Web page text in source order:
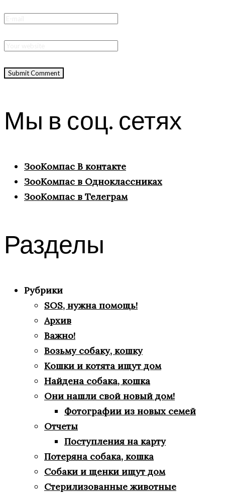
Мы в соц. сетях
ЗооКомпас В контакте
ЗооКомпас в Одноклассниках
ЗооКомпас в Телеграм
Разделы
Рубрики
SOS, нужна помощь!
Архив
Важно!
Возьму собаку, кошку
Кошки и котята ищут дом
Найдена собака, кошка
Они нашли свой новый дом!
Фотографии из новых семей
Отчеты
Поступления на карту
Потеряна собака, кошка
Собаки и щенки ищут дом
Стерилизованные животные